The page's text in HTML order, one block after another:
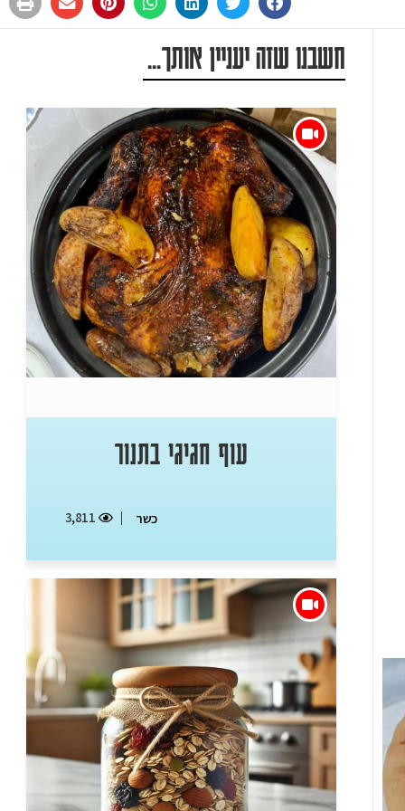
חשבנו שזה יעניין אותך...
עוף חגיגי בתנור
כשר 3,811